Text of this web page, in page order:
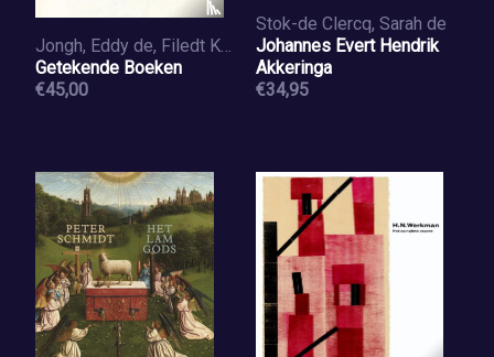
Jongh, Eddy de, Filedt Kok, Jan Piet, Vos, Saïda
Getekende Boeken
€45,00
Stok-de Clercq, Sarah de
Johannes Evert Hendrik
Akkeringa
€34,95